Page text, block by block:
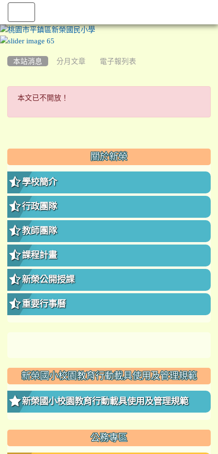
本站消息 分月文章 電子報列表
本文已不開放！
本文已不開放！
::: 關於新榮
學校簡介
行政團隊
教師團隊
課程計畫
新榮公開授課
重要行事曆
新榮國小校園教育行動載具使用及管理規範
新榮國小校園教育行動載具使用及管理規範
公務專區